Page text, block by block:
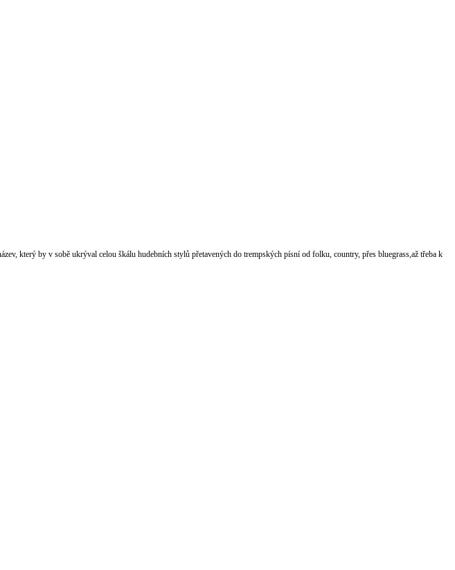
který by v sobě ukrýval celou škálu hudebních stylů přetavených do trempských písní od folku, country, přes bluegrass,až třeba k